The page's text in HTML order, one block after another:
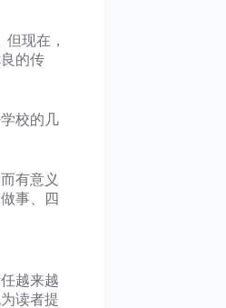
现在，
的传
校的几
有意义
事、四
越来越
读者提